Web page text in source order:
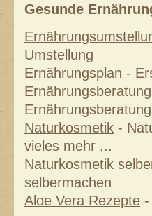
Gesunde
Umstellung
Ernährungsplan -
Ernährungsberatung
Ernährungsberatung
Naturkosmetik -
vieles mehr ...
Naturkosmetik
selbermachen
Aloe Vera Rezepte